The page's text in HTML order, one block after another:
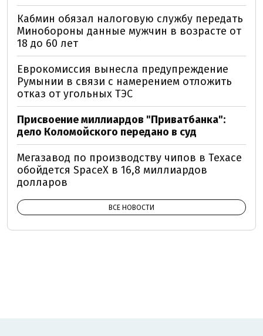
Кабмин обязал налоговую службу передать
Минобороны данные мужчин в возрасте от
18 до 60 лет
Еврокомиссия вынесла предупреждение
Румынии в связи с намерением отложить
отказ от угольных ТЭС
Присвоение миллиардов "Приватбанка":
дело Коломойского передано в суд
Мегазавод по производству чипов в Техасе
обойдется SpaceX в 16,8 миллиардов
долларов
ВСЕ НОВОСТИ